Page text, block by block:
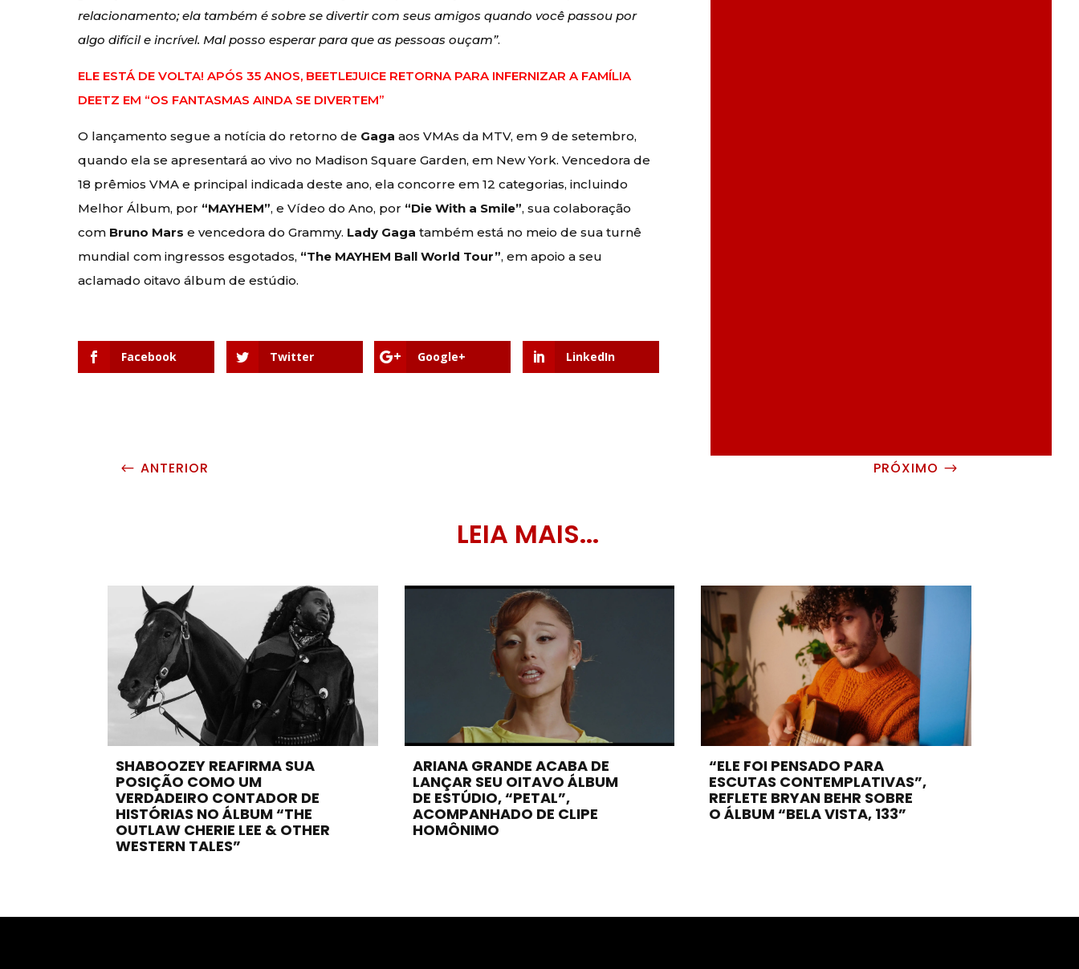
relacionamento; ela também é sobre se divertir com seus amigos quando você passou por
algo difícil e incrível. Mal posso esperar para que as pessoas ouçam”.
ELE ESTÁ DE VOLTA! APÓS 35 ANOS, BEETLEJUICE RETORNA PARA INFERNIZAR A FAMÍLIA
DEETZ EM “OS FANTASMAS AINDA SE DIVERTEM”
O lançamento segue a notícia do retorno de Gaga aos VMAs da MTV, em 9 de setembro,
quando ela se apresentará ao vivo no Madison Square Garden, em New York. Vencedora de
18 prêmios VMA e principal indicada deste ano, ela concorre em 12 categorias, incluindo
Melhor Álbum, por “MAYHEM”, e Vídeo do Ano, por “Die With a Smile”, sua colaboração
com Bruno Mars e vencedora do Grammy. Lady Gaga também está no meio de sua turnê
mundial com ingressos esgotados, “The MAYHEM Ball World Tour”, em apoio a seu
aclamado oitavo álbum de estúdio.
Facebook Twitter Google+ LinkedIn
# ANTERIOR PRÓXIMO $
LEIA MAIS...
SHABOOZEY REAFIRMA SUA
POSIÇÃO COMO UM
VERDADEIRO CONTADOR DE
HISTÓRIAS NO ÁLBUM “THE
OUTLAW CHERIE LEE & OTHER
WESTERN TALES”
ARIANA GRANDE ACABA DE
LANÇAR SEU OITAVO ÁLBUM
DE ESTÚDIO, “PETAL”,
ACOMPANHADO DE CLIPE
HOMÔNIMO
“ELE FOI PENSADO PARA
ESCUTAS CONTEMPLATIVAS”,
REFLETE BRYAN BEHR SOBRE
O ÁLBUM “BELA VISTA, 133”